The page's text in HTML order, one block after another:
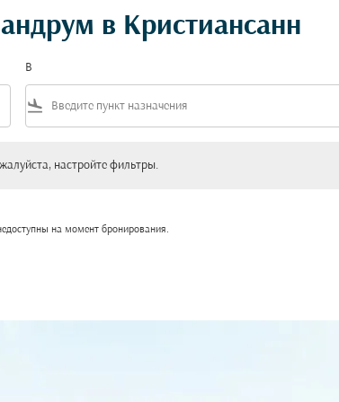
в Кристиансанн
В
flight_land
настройте фильтры.
на момент бронирования.